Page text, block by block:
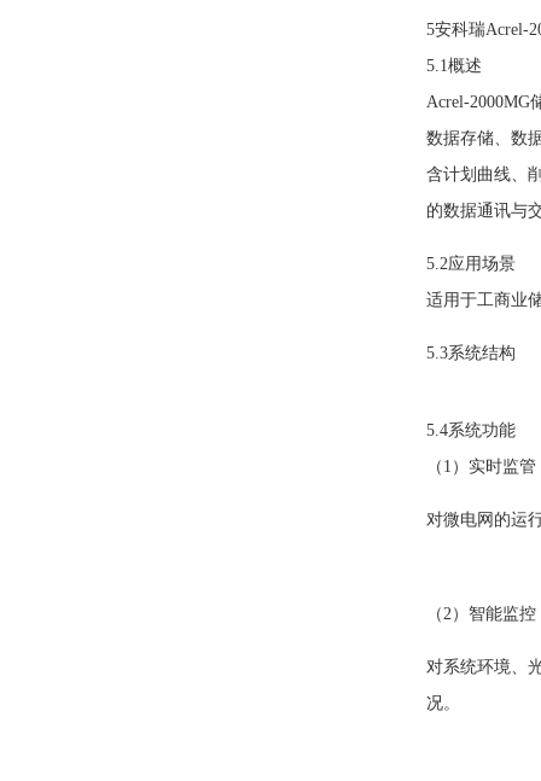
5安科瑞Acrel-
5.1概述
Acrel-2000MG
数据存储、数
含计划曲线、
的数据通讯与
5.2应用场景
适用于工商业
5.3系统结构
5.4系统功能
（1）实时监管
对微电网的运
（2）智能监控
对系统环境、
况。